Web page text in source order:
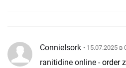
ConnieIsork • 15.07.2025 в
ranitidine online -order